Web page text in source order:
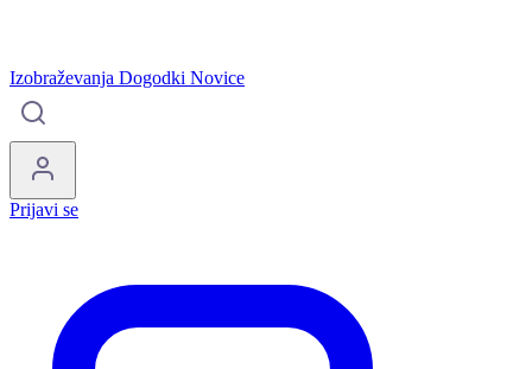
Izobraževanja Dogodki Novice
Prijavi se